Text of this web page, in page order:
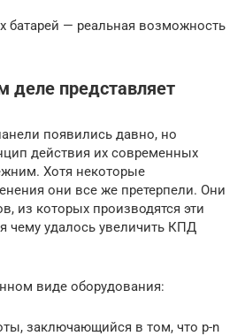
батарей — реальная возможность
деле представляет
появились давно, но
действия их современных
Хотя некоторые
они все же претерпели. Они
из которых производятся эти
чему удалось увеличить КПД
виде оборудования:
заключающийся в том, что p-n